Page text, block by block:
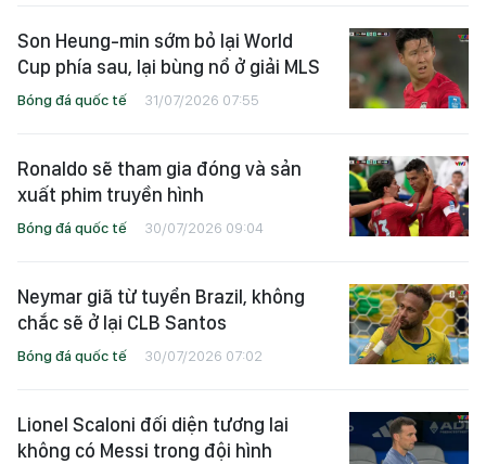
Son Heung-min sớm bỏ lại World
Cup phía sau, lại bùng nổ ở giải MLS
Bóng đá quốc tế 31/07/2026 07:55
Ronaldo sẽ tham gia đóng và sản
xuất phim truyền hình
Bóng đá quốc tế 30/07/2026 09:04
Neymar giã từ tuyển Brazil, không
chắc sẽ ở lại CLB Santos
Bóng đá quốc tế 30/07/2026 07:02
Lionel Scaloni đối diện tương lai
không có Messi trong đội hình